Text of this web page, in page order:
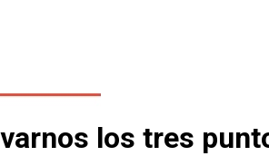
los tres